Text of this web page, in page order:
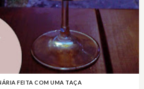
FEITA COM UMA TAÇA